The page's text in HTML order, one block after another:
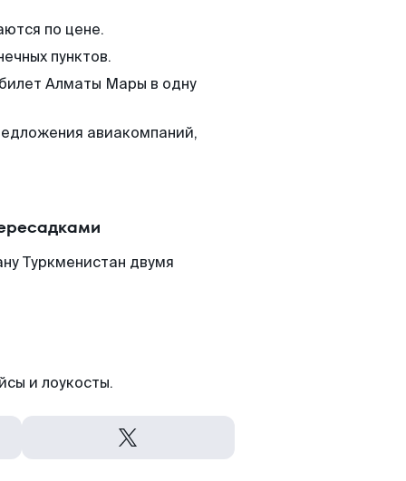
по цене.
пунктов.
Алматы Мары в одну
авиакомпаний,
Туркменистан двумя
и лоукосты.